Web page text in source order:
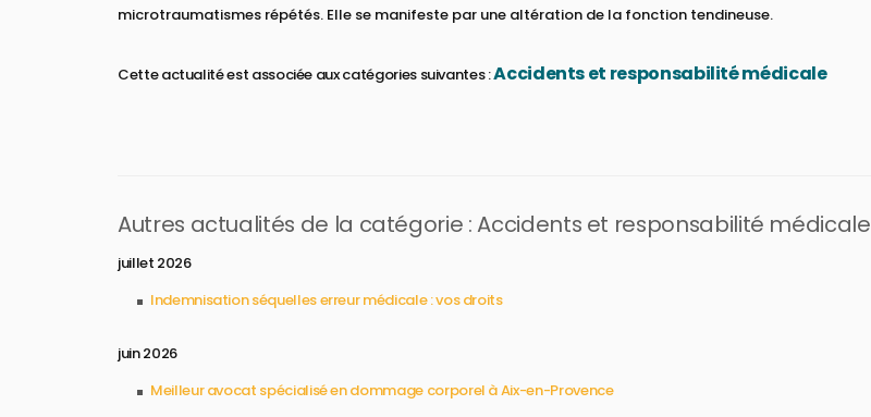
microtraumatismes répétés. Elle se manifeste par une altération de la fonction tendineuse.
Cette actualité est associée aux catégories suivantes :Accidents et responsabilité médicale
Autres actualités de la catégorie : Accidents et responsabilité médicale
juillet 2026
Indemnisation séquelles erreur médicale : vos droits
juin 2026
Meilleur avocat spécialisé en dommage corporel à Aix-en-Provence